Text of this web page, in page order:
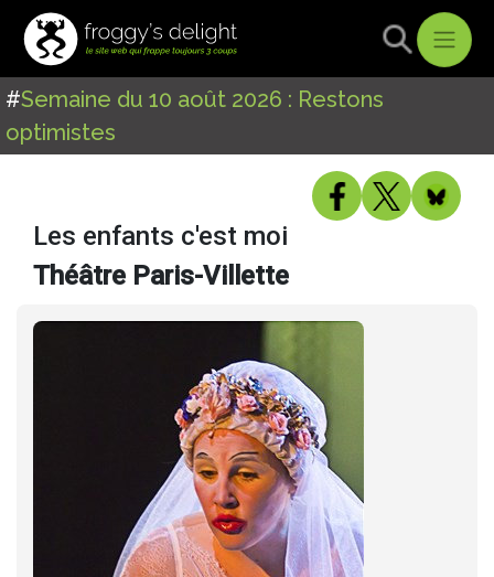
#Semaine du 10 août 2026 : Restons
optimistes
Les enfants c'est moi
Théâtre Paris-Villette